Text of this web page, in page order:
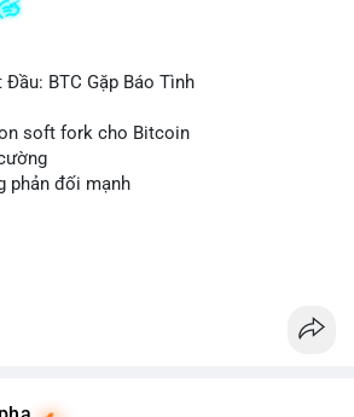
kịch bản chính: thứ nhất, cá voi đang
cách chuyển lên sàn giao dịch, tạo
hiện niềm tin vào xu hướng tăng; thứ
65K, khối lượng này không quá lớn để
thời, nhưng vẫn đủ sức tạo biến động
đến sàn tập trung.
tư nhỏ lẻ:
Tránh hành động theo cảm xúc, ưu
số BTC này.
BTC Gặp Báo Tình
soft fork cho Bitcoin
phản đối mạnh